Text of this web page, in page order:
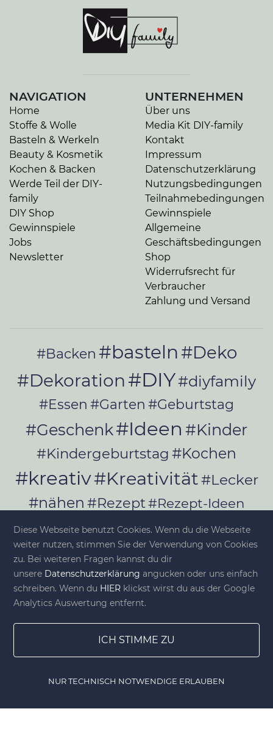
NAVIGATION
Home
Stoffe & Wolle
Basteln & Werkeln
Beauty & Kosmetik
Kochen & Backen
Werde Teil der DIY-
family
DIY Shop
Gewinnspiele
Jobs
Newsletter
UNTERNEHMEN
Über uns
Media Kit DIY-family
Kontakt
Impressum
Datenschutzerklärung
Nutzungsbedingungen
Teilnahmebedingungen
Gewinnspiele
Allgemeine
Geschäftsbedingungen
Shop
Widerrufsrecht für
Verbraucher
Zahlung und Versand
#Backen #basteln#Deko
#Dekoration #DIY#diyfamily
#Essen #Garten #Geburtstag
#Geschenk#Ideen #Kinder
#Kindergeburtstag #Kochen
#kreativ#Kreativität#Lecker
#nähen #Rezept#Rezept-Ideen
#Rezepte#selber_bauen
#selber_machen
#Selbermachen#selber_nähen
#Selfmade#Sommer
#Upcycling#Werkeln
© diy-family.com - Deine DIY-Welt
Diese Webseite benutzt Cookies. Wenn du die Webseite
weiter nutzen, stimmen Sie der Verwendung von Cookies
zu. Bei weiteren Fragen kannst du dir
unsere Datenschutzerklärung angucken oder uns einfach
schreiben. Wenn du HIER klickst wirst du aus der Google
Analytics Auswertung entfernt.
ICH STIMME ZU
NUR TECHNISCH NOTWENDIGE ERLAUBEN